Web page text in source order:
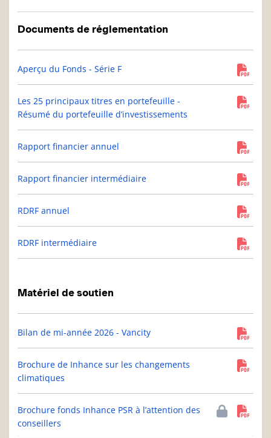
Documents de réglementation
Aperçu du Fonds - Série F
Les 25 principaux titres en portefeuille -
Résumé du portefeuille d’investissements
Rapport financier annuel
Rapport financier intermédiaire
RDRF annuel
RDRF intermédiaire
Matériel de soutien
Bilan de mi-année 2026 - Vancity
Brochure de Inhance sur les changements
climatiques
Brochure fonds Inhance PSR à l’attention des
conseillers